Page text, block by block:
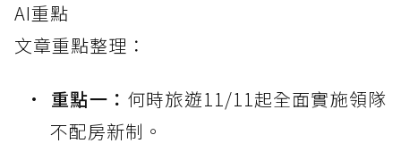
AI重點
文章重點整理：
重點一： 何時旅遊11/11起全面實施領隊
不配房新制。